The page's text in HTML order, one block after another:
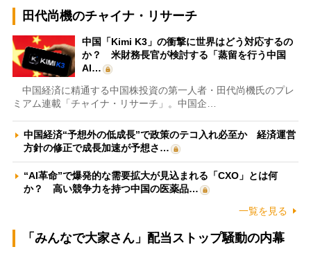
田代尚機のチャイナ・リサーチ
中国「Kimi K3」の衝撃に世界はどう対応するの
か？ 米財務長官が検討する「蒸留を行う中国
AI…
中国経済に精通する中国株投資の第一人者・田代尚機氏のプレ
ミアム連載「チャイナ・リサーチ」。中国企…
中国経済“予想外の低成長”で政策のテコ入れ必至か 経済運営
方針の修正で成長加速が予想さ…
“AI革命”で爆発的な需要拡大が見込まれる「CXO」とは何
か？ 高い競争力を持つ中国の医薬品…
一覧を見る
「みんなで大家さん」配当ストップ騒動の内幕